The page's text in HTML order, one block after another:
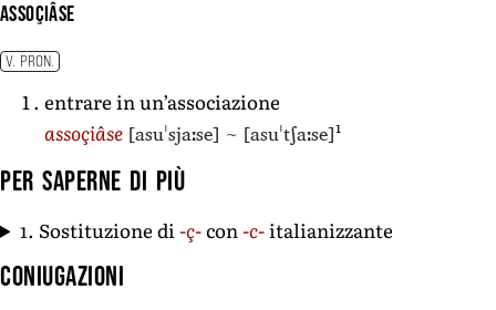
assoçiâse
V. PRON.
entrare in un’associazione
assoçiâse [asuˈsjaːse] ~ [asuˈtʃaːse]1
Per saperne di più
1. Sostituzione di -ç-con -c- italianizzante
Coniugazioni